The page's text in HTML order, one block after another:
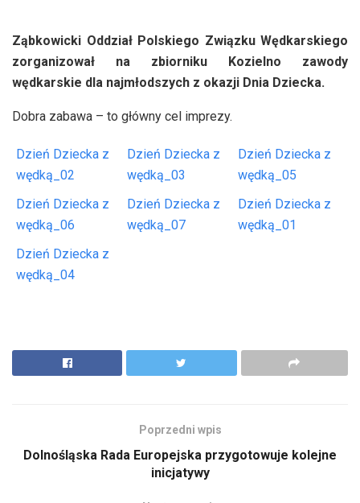
Ząbkowicki Oddział Polskiego Związku Wędkarskiego
zorganizował na zbiorniku Kozielno zawody
wędkarskie dla najmłodszych z okazji Dnia Dziecka.
Dobra zabawa – to główny cel imprezy.
Dzień Dziecka z
wędką_02
Dzień Dziecka z
wędką_03
Dzień Dziecka z
wędką_05
Dzień Dziecka z
wędką_06
Dzień Dziecka z
wędką_07
Dzień Dziecka z
wędką_01
Dzień Dziecka z
wędką_04
Poprzedni wpis
Dolnośląska Rada Europejska przygotowuje kolejne
inicjatywy